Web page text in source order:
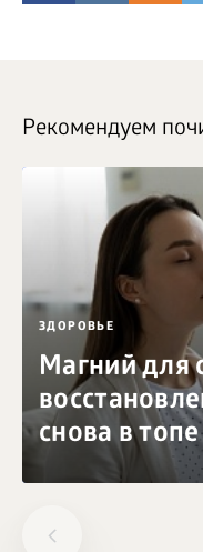
Рекомендуем
ЗДОРОВЬЕ
Магний для
снова в топе